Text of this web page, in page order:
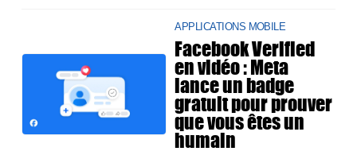
APPLICATIONS MOBILE
Facebook Verified
en vidéo : Meta
lance un badge
gratuit pour prouver
que vous êtes un
humain